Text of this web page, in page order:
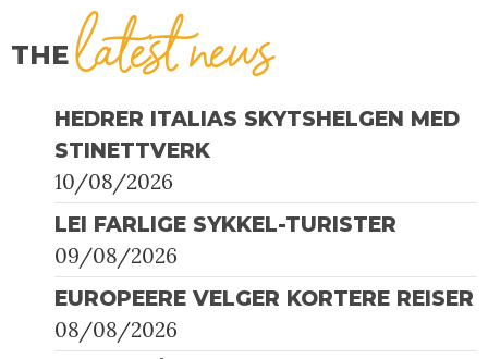
THElatest news
HEDRER ITALIAS SKYTSHELGEN MED
STINETTVERK
10/08/2026
LEI FARLIGE SYKKEL-TURISTER
09/08/2026
EUROPEERE VELGER KORTERE REISER
08/08/2026